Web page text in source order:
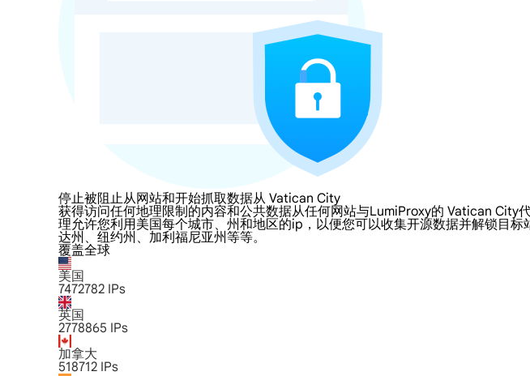
停止被阻止从网站和开始抓取数据从 Vatican City
获得访问任何地理限制的内容和公共数据从任何网站与LumiProxy的 Vatican
理允许您利用美国每个城市、州和地区的ip，以便您可以收集开源数据并解锁目
达州、纽约州、加利福尼亚州等等。
覆盖全球
美国
7472782 IPs
英国
2778865 IPs
加拿大
518712 IPs